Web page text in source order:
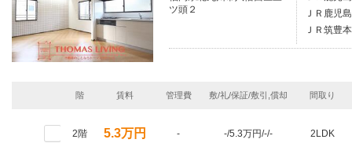
ツ頭２
ＪＲ鹿児
ＪＲ筑豊
階 賃料 管理費 敷/礼/保証/敷引,償却 間取り
2階 5.3万円 - -/5.3万円/-/- 2LDK